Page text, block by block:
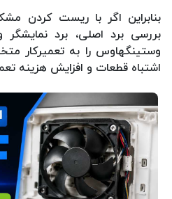
بنابراین اگر با ریست کردن
بررسی برد اصلی، برد
وستینگهاوس را به تعمیرکار
اشتباه قطعات و افزایش هزینه